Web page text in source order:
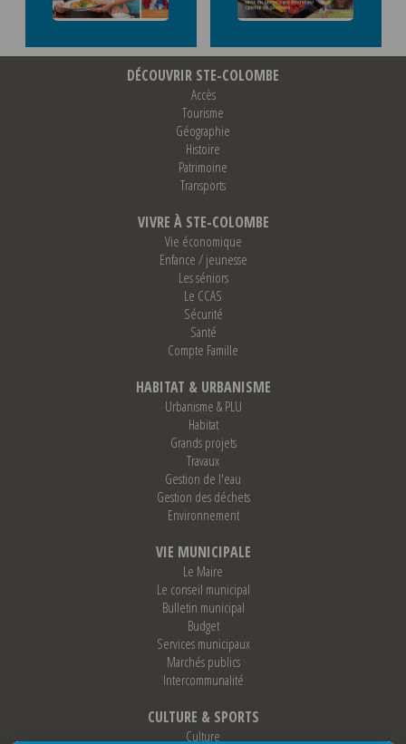
DÉCOUVRIR STE-COLOMBE
Accès
Tourisme
Géographie
Histoire
Patrimoine
Transports
VIVRE À STE-COLOMBE
Vie économique
Enfance / jeunesse
Les séniors
Le CCAS
Sécurité
Santé
Compte Famille
HABITAT & URBANISME
Urbanisme & PLU
Habitat
Grands projets
Travaux
Gestion de l'eau
Gestion des déchets
Environnement
VIE MUNICIPALE
Le Maire
Le conseil municipal
Bulletin municipal
Budget
Services municipaux
Marchés publics
Intercommunalité
CULTURE & SPORTS
Culture